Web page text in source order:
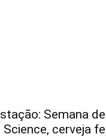
Semana
cerveja